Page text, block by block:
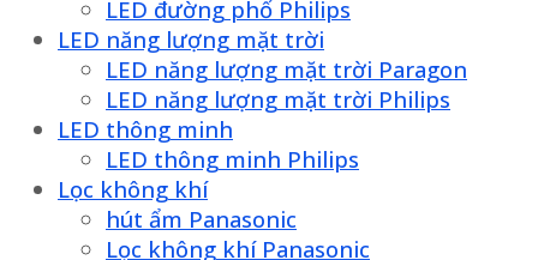
LED đường phố Philips
LED năng lượng mặt trời
LED năng lượng mặt trời Paragon
LED năng lượng mặt trời Philips
LED thông minh
LED thông minh Philips
Lọc không khí
hút ẩm Panasonic
Lọc không khí Panasonic